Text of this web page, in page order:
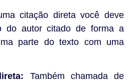
citação direta você deve
do autor citado de forma a
parte do texto com uma
Também chamada de